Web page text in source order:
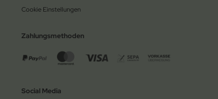
Cookie Einstellungen
Zahlungsmethoden
Social Media